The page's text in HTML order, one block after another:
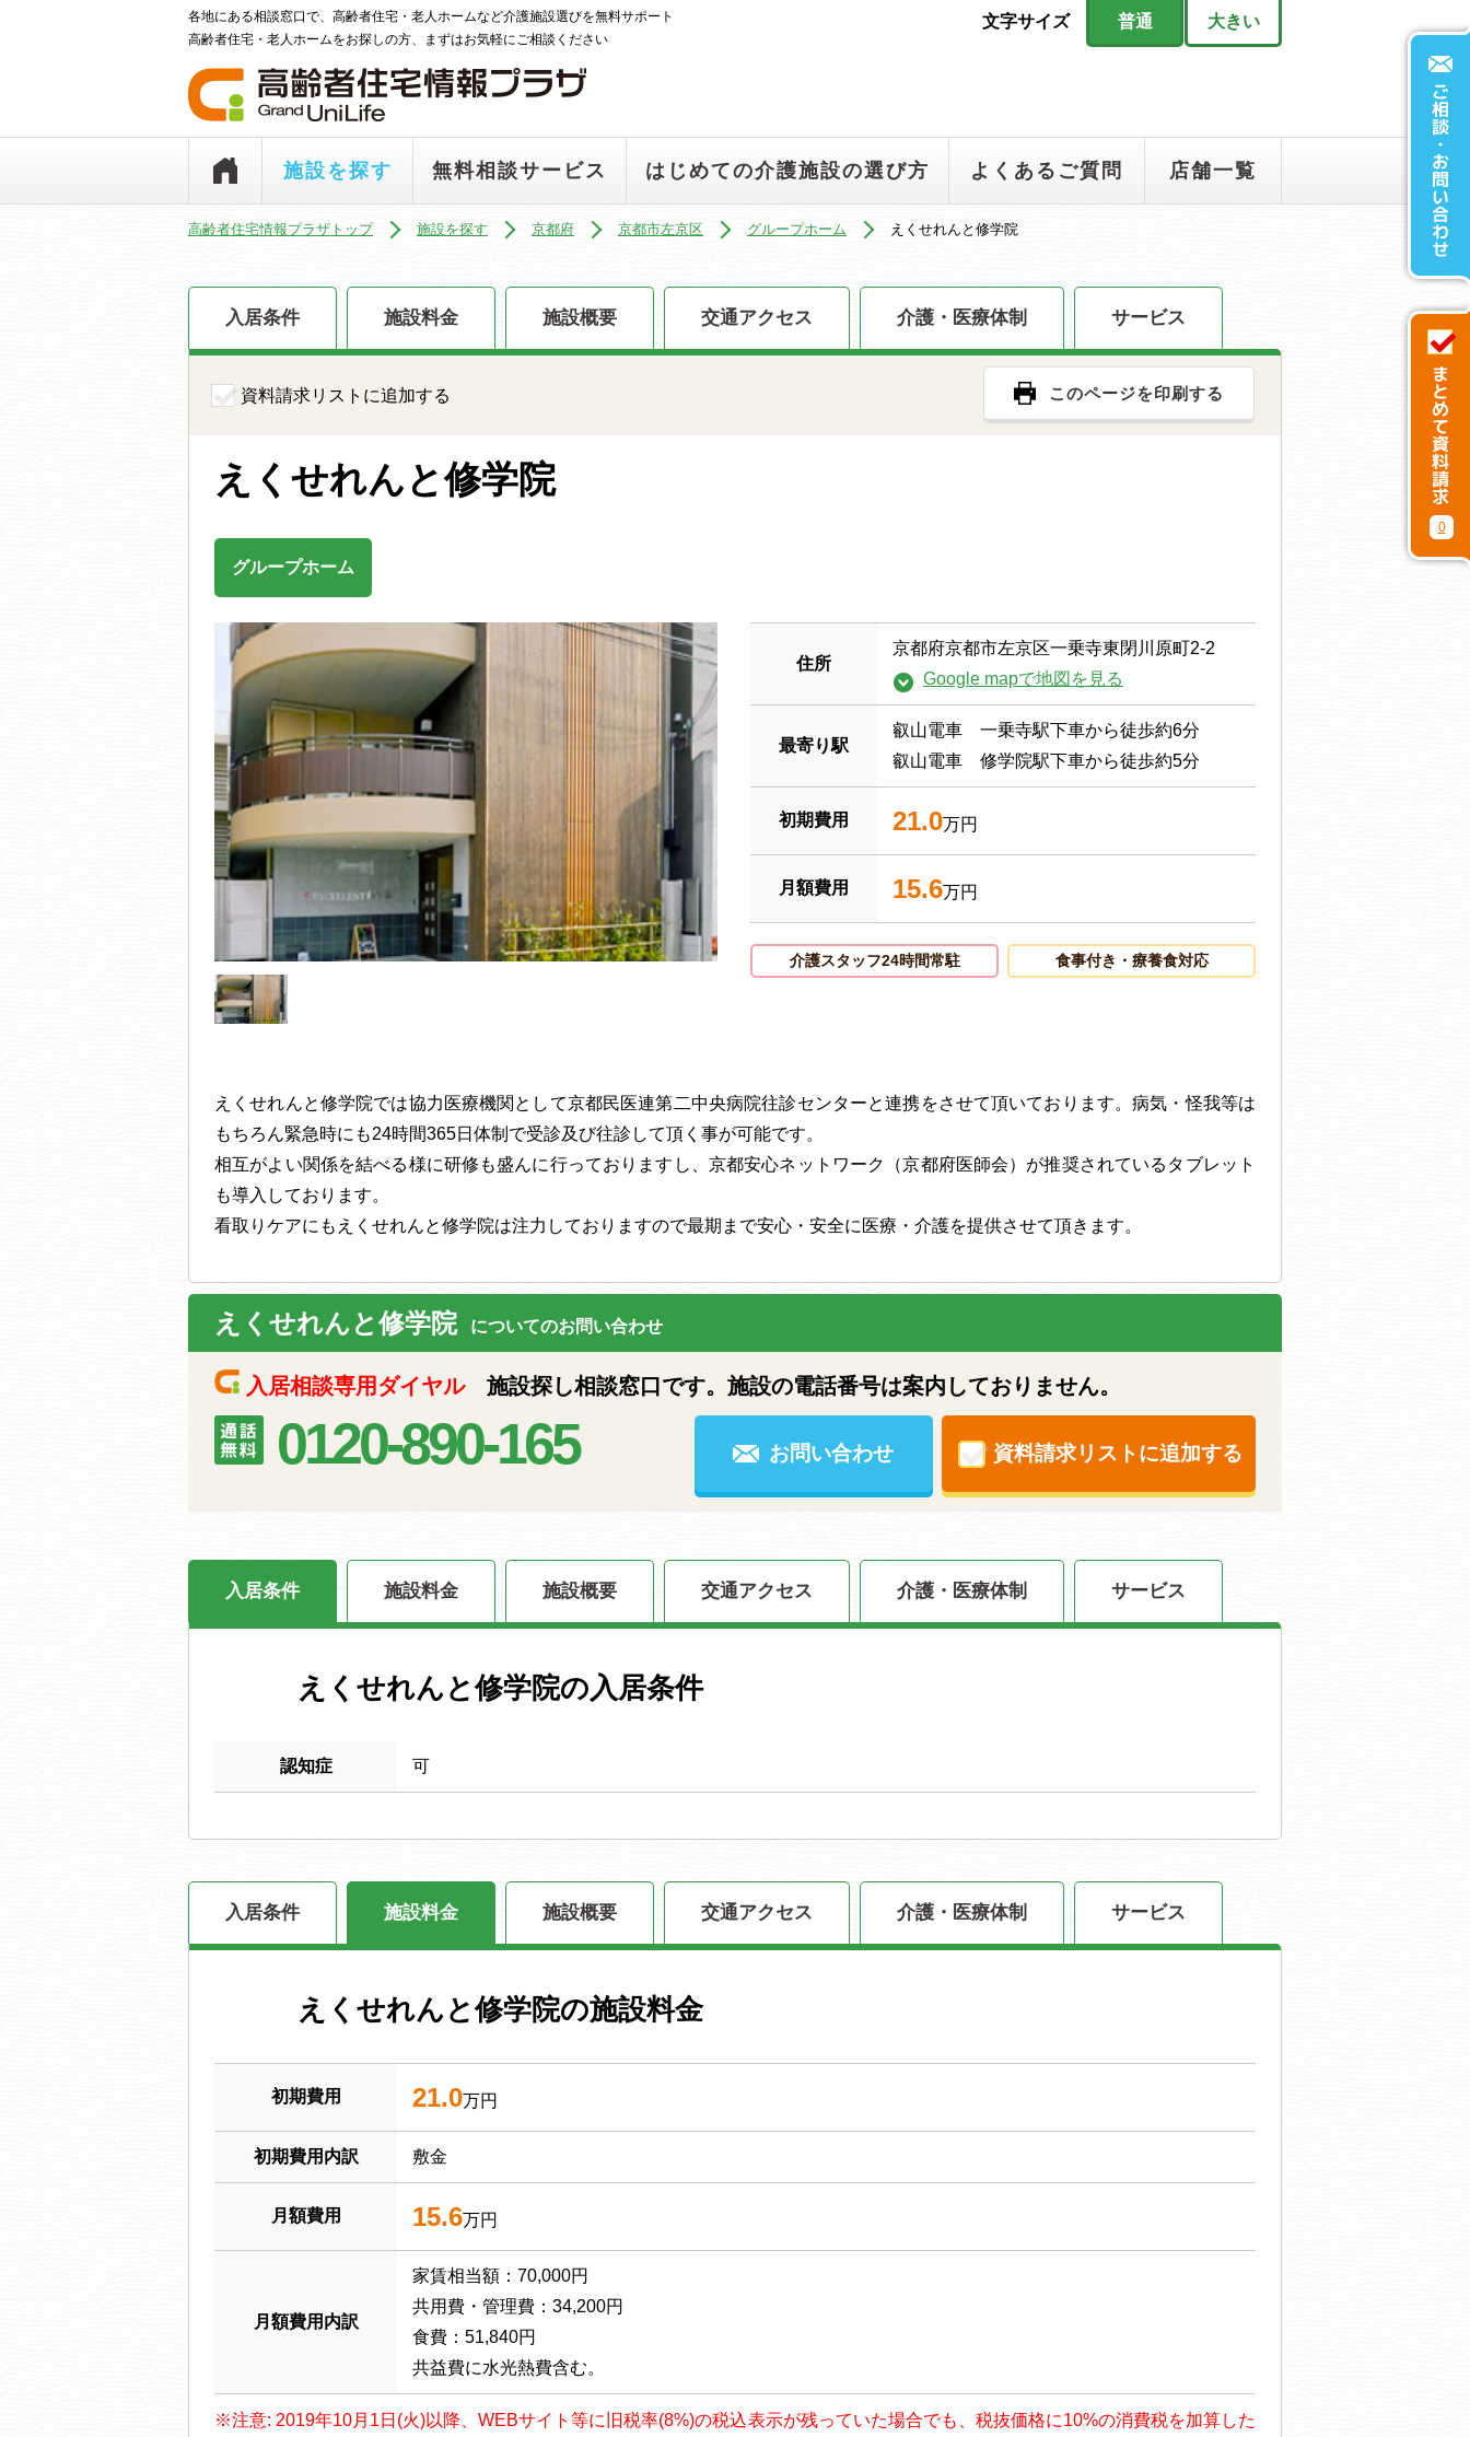
各地にある相談窓口で、高齢者住宅・老人ホームなど介護施設選びを無料サポート
高齢者住宅・老人ホームをお探しの方、まずはお気軽にご相談ください
文字サイズ 普通 大きい
施設を探す 無料相談サービス はじめての介護施設の選び方 よくあるご質問 店舗一覧
高齢者住宅情報プラザトップ 施設を探す 京都府 京都市左京区 グループホーム えくせれんと修学院
入居条件 施設料金 施設概要 交通アクセス 介護・医療体制 サービス
資料請求リストに追加する このページを印刷する
えくせれんと修学院
グループホーム
住所
京都府京都市左京区一乗寺東閉川原町2-2
Google mapで地図を見る
最寄り駅
叡山電車 一乗寺駅下車から徒歩約6分
叡山電車 修学院駅下車から徒歩約5分
初期費用 21.0万円
月額費用 15.6万円
介護スタッフ24時間常駐 食事付き・療養食対応
えくせれんと修学院では協力医療機関として京都民医連第二中央病院往診センターと連携をさせて頂いております。病気・怪我等は
もちろん緊急時にも24時間365日体制で受診及び往診して頂く事が可能です。
相互がよい関係を結べる様に研修も盛んに行っておりますし、京都安心ネットワーク（京都府医師会）が推奨されているタブレット
も導入しております。
看取りケアにもえくせれんと修学院は注力しておりますので最期まで安心・安全に医療・介護を提供させて頂きます。
えくせれんと修学院 についてのお問い合わせ
入居相談専用ダイヤル施設探し相談窓口です。施設の電話番号は案内しておりません。
0120-890-165 お問い合わせ 資料請求リストに追加する
入居条件 施設料金 施設概要 交通アクセス 介護・医療体制 サービス
えくせれんと修学院の入居条件
認知症 可
入居条件 施設料金 施設概要 交通アクセス 介護・医療体制 サービス
えくせれんと修学院の施設料金
初期費用 21.0万円
初期費用内訳 敷金
月額費用 15.6万円
月額費用内訳
家賃相当額：70,000円
共用費・管理費：34,200円
食費：51,840円
共益費に水光熱費含む。
※注意: 2019年10月1日(火)以降、WEBサイト等に旧税率(8%)の税込表示が残っていた場合でも、税抜価格に10%の消費税を加算した
0